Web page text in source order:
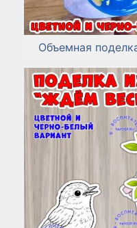
Объемная